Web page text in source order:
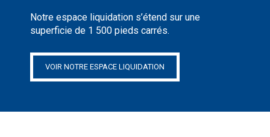
Notre espace liquidation s’étend sur une
superficie de 1 500 pieds carrés.
VOIR NOTRE ESPACE LIQUIDATION